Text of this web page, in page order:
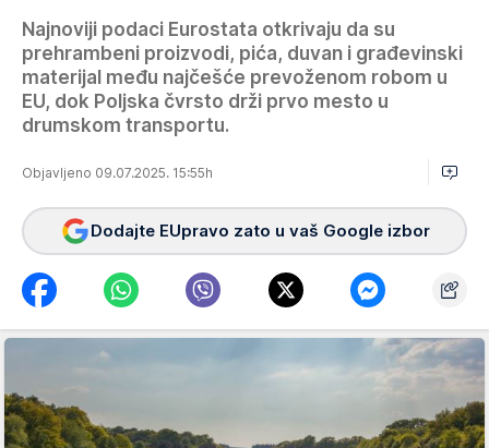
Najnoviji podaci Eurostata otkrivaju da su
prehrambeni proizvodi, pića, duvan i građevinski
materijal među najčešće prevoženom robom u
EU, dok Poljska čvrsto drži prvo mesto u
drumskom transportu.
Objavljeno 09.07.2025. 15:55h
Dodajte EUpravo zato u vaš Google izbor